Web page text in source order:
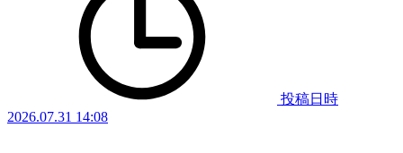
投稿日時
2026.07.31 14:08